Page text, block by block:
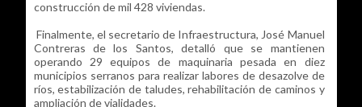
construcción de mil 428 viviendas.
Finalmente, el secretario de Infraestructura, José Manuel
Contreras de los Santos, detalló que se mantienen
operando 29 equipos de maquinaria pesada en diez
municipios serranos para realizar labores de desazolve de
ríos, estabilización de taludes, rehabilitación de caminos y
ampliación de vialidades.